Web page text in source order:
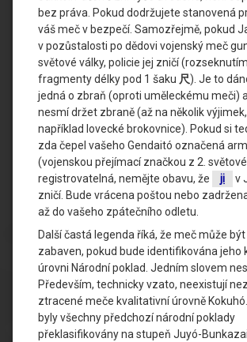
bez práva. Pokud dodržujete stanovená
váš meč v bezpečí. Samozřejmě, pokud
v pozůstalosti po dědovi vojenský meč
světové války, policie jej zničí
fragmenty délky pod 1 šaku 尺). Je to
jedná o zbraň (oproti uměleckému meči)
nesmí držet zbraně (až na několik
například lovecké brokovnice). Pokud si
zda čepel vašeho Gendaitó označená
(vojenskou přejímací značkou z 2.
registrovatelná, nemějte obavu, že
ji
v
zničí. Bude vrácena poštou nebo
až do vašeho zpátečního odletu.
Další častá legenda říká, že meč může
zabaven, pokud bude identifikována jeho
úrovni Národní poklad. Jedním slovem
Především, technicky vzato, neexistují
ztracené meče kvalitativní úrovně
byly všechny předchozí národní poklady
překlasifikovány na stupeň Juyó-